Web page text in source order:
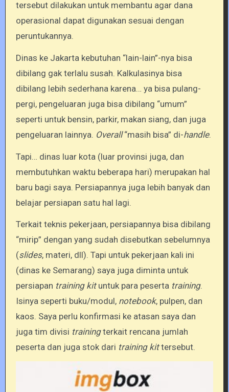
tersebut dilakukan untuk membantu agar dana
operasional dapat digunakan sesuai dengan
peruntukannya.
Dinas ke Jakarta kebutuhan “lain-lain”-nya bisa
dibilang gak terlalu susah. Kalkulasinya bisa
dibilang lebih sederhana karena… ya bisa pulang-
pergi, pengeluaran juga bisa dibilang “umum”
seperti untuk bensin, parkir, makan siang, dan juga
pengeluaran lainnya. Overall“masih bisa” di-handle.
Tapi… dinas luar kota (luar provinsi juga, dan
membutuhkan waktu beberapa hari) merupakan hal
baru bagi saya. Persiapannya juga lebih banyak dan
belajar persiapan satu hal lagi.
Terkait teknis pekerjaan, persiapannya bisa dibilang
“mirip” dengan yang sudah disebutkan sebelumnya
(slides, materi, dll). Tapi untuk pekerjaan kali ini
(dinas ke Semarang) saya juga diminta untuk
persiapan training kituntuk para peserta training.
Isinya seperti buku/modul, notebook, pulpen, dan
kaos. Saya perlu konfirmasi ke atasan saya dan
juga tim divisi trainingterkait rencana jumlah
peserta dan juga stok dari training kittersebut.